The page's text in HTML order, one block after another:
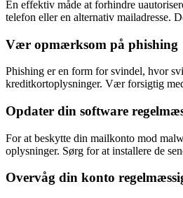
En effektiv måde at forhindre
telefon eller en alternativ mailadresse.
Vær opmærksom på phishing
Phishing er en form for svindel, hvor
kreditkortoplysninger. Vær forsigtig
Opdater din software
For at beskytte din mailkonto mod
oplysninger. Sørg for at installere de
Overvåg din konto